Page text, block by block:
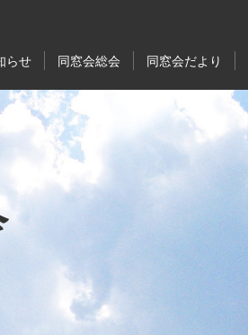
らせ
お知らせ
同窓生は今
支部・同期会・OBOG会
磐南情報
同窓会総会 同窓会だより